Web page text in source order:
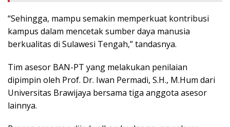
“Sehingga, mampu semakin memperkuat kontribusi
kampus dalam mencetak sumber daya manusia
berkualitas di Sulawesi Tengah,” tandasnya.
Tim asesor BAN-PT yang melakukan penilaian
dipimpin oleh Prof. Dr. Iwan Permadi, S.H., M.Hum dari
Universitas Brawijaya bersama tiga anggota asesor
lainnya.